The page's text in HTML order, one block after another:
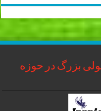
بزرگ در حوزه